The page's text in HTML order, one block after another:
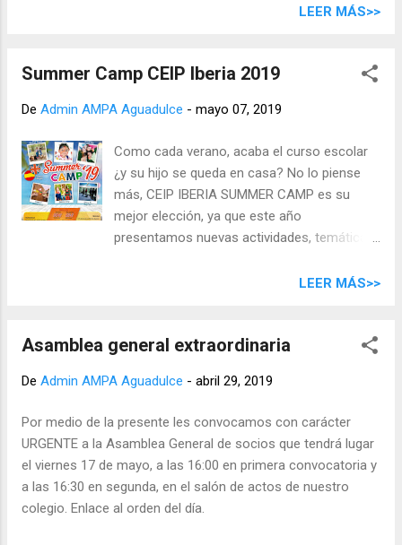
junio. RECORDAMOS A LAS FAMILIAS QUE EL PAGO DE LAS
CAMBIA es el HORARIO de algunas actividades. El horario de
adjunto . ACTUACIONES FIN DE CURSO DE LAS
ACTIVIDADES EXTRAESCOLARES MIÉRCOLES 19 DE JUNIO
Ensayo general: martes 18 de junio El resto de la
información (horario, vestuario, zona de actuación, etc) será
comunicado en junio. Ver documento completo .
LEER MÁS>>
Summer Camp CEIP Iberia 2019
De Admin AMPA Aguadulce - mayo 07, 2019
Como cada verano, acaba el curso escolar
¿y su hijo se queda en casa? No lo piense
más, CEIP IBERIA SUMMER CAMP es su
mejor elección, ya que este año
presentamos nuevas actividades, temáticas
campus en el cual cada semana
practiquen o mejoren su inglés de forma
diferente y motivador. La empresa
nuevo formato de campus en las instalación
del Ceip Iberia, el CEIP IBERIA SUMMER
CAMP, orientado a niños de edades
comprendidas entre los 3 y 14 años (ambos
inclusive), con una duración de 10 semanas
LEER MÁS>>
Asamblea general extraordinaria
De Admin AMPA Aguadulce - abril 29, 2019
Por medio de la presente les convocamos con carácter
URGENTE a la Asamblea General de socios que tendrá lugar
el viernes 17 de mayo, a las 16:00 en primera convocatoria y
a las 16:30 en segunda, en el salón de actos de nuestro
colegio. Enlace al orden del día.